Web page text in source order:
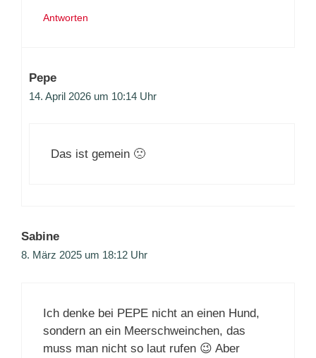
Antworten
Pepe
14. April 2026 um 10:14 Uhr
Das ist gemein 🙁
Sabine
8. März 2025 um 18:12 Uhr
Ich denke bei PEPE nicht an einen Hund,
sondern an ein Meerschweinchen, das
muss man nicht so laut rufen 😉 Aber